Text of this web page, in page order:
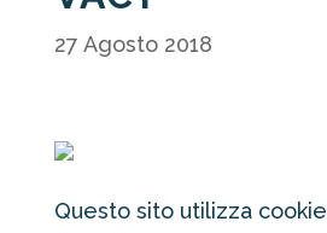
27 Agosto 2018
Questo sito utilizza cookie